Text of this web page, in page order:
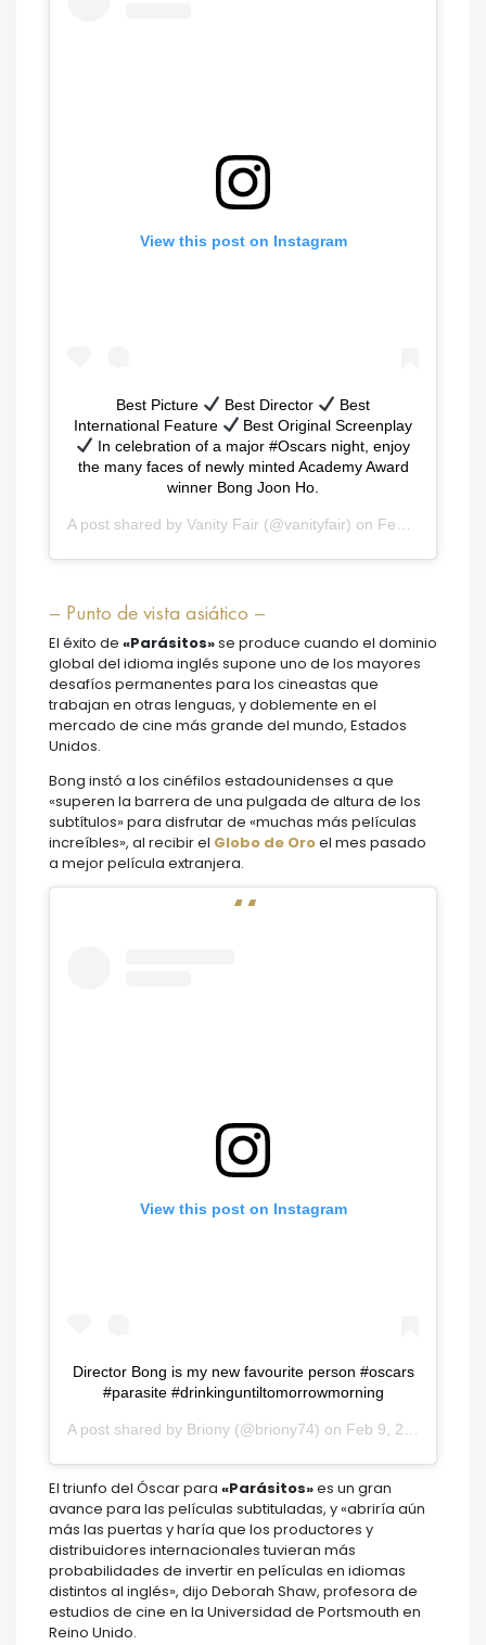
View this post on Instagram
Best Picture Best Director
Best
International Feature
Best Original Screenplay
In celebration of a major #Oscars night, enjoy
the many faces of newly minted Academy Award
winner Bong Joon Ho.
A post shared by Vanity Fair (@vanityfair) on Feb 9, 2020 at 8:31pm PST
– Punto de vista asiático –
El éxito de «Parásitos»se produce cuando el dominio
global del idioma inglés supone uno de los mayores
desafíos permanentes para los cineastas que
trabajan en otras lenguas, y doblemente en el
mercado de cine más grande del mundo, Estados
Unidos.
Bong instó a los cinéfilos estadounidenses a que
«superen la barrera de una pulgada de altura de los
subtítulos» para disfrutar de «muchas más películas
increíbles», al recibir el Globo de Oroel mes pasado
a mejor película extranjera.
View this post on Instagram
Director Bong is my new favourite person #oscars
#parasite #drinkinguntiltomorrowmorning
A post shared by Briony (@briony74) on Feb 9, 2020 at 9:02pm PST
El triunfo del Óscar para «Parásitos»es un gran
avance para las películas subtituladas, y «abriría aún
más las puertas y haría que los productores y
distribuidores internacionales tuvieran más
probabilidades de invertir en películas en idiomas
distintos al inglés», dijo Deborah Shaw, profesora de
estudios de cine en la Universidad de Portsmouth en
Reino Unido.